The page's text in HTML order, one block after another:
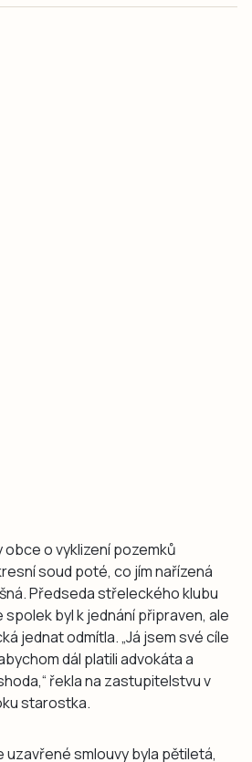
obce o vyklizení pozemků
soud poté, co jím nařízená
Předseda střeleckého klubu
spolek byl k jednání připraven, ale
jednat odmítla. „Já jsem své cíle
dál platili advokáta a
řekla na zastupitelstvu v
starostka.
uzavřené smlouvy byla pětiletá,